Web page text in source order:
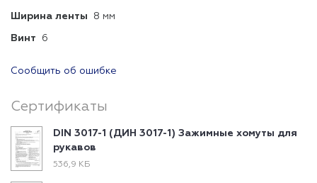
Ширина ленты 8 мм
Винт 6
Сообщить об ошибке
Сертификаты
DIN 3017-1 (ДИН 3017-1) Зажимные хомуты для
рукавов
536,9 КБ